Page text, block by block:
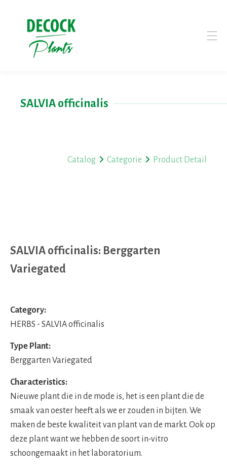
SALVIA officinalis
Catalog Categorie Product Detail
SALVIA officinalis: Berggarten
Variegated
Category:
HERBS - SALVIA officinalis
Type Plant:
Berggarten Variegated
Characteristics:
Nieuwe plant die in de mode is, het is een plant die de
smaak van oester heeft als we er zouden in bijten. We
maken de beste kwaliteit van plant van de markt. Ook op
deze plant want we hebben de soort in-vitro
schoongemaakt in het laboratorium.